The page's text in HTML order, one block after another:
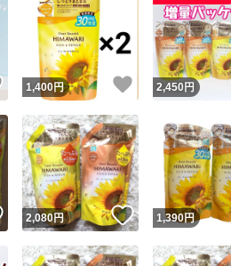
安心取引出品者
安心取引出品者 Yahoo!フリマ
取引実績
取引実績◯+ このユーザー
他フリマ実績◯+ このユーザー
スピード&安心発送
この商品の
商品画像の 無断転載は禁止され
コピーは1商品につき1回です
出
いいね！
1,400円 いいね！
2,450 円
いいね！
2,080円 いいね！
1,390円